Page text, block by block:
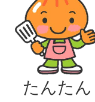
たんたん